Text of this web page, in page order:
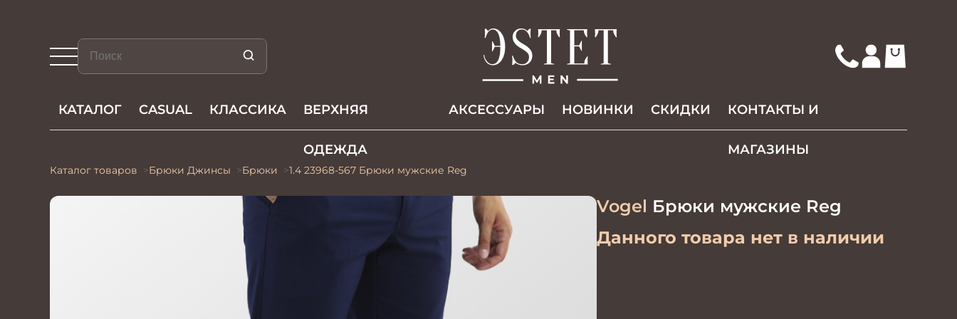
КАТАЛОГ CASUAL КЛАССИКА ВЕРХНЯЯ
ОДЕЖДА
АКCЕССУАРЫ НОВИНКИ СКИДКИ КОНТАКТЫ И
МАГАЗИНЫ
Каталог товаров Брюки Джинсы Брюки 1.4 23968-567 Брюки мужские Reg
Vogel Брюки мужские Reg
Данного товара нет в наличии